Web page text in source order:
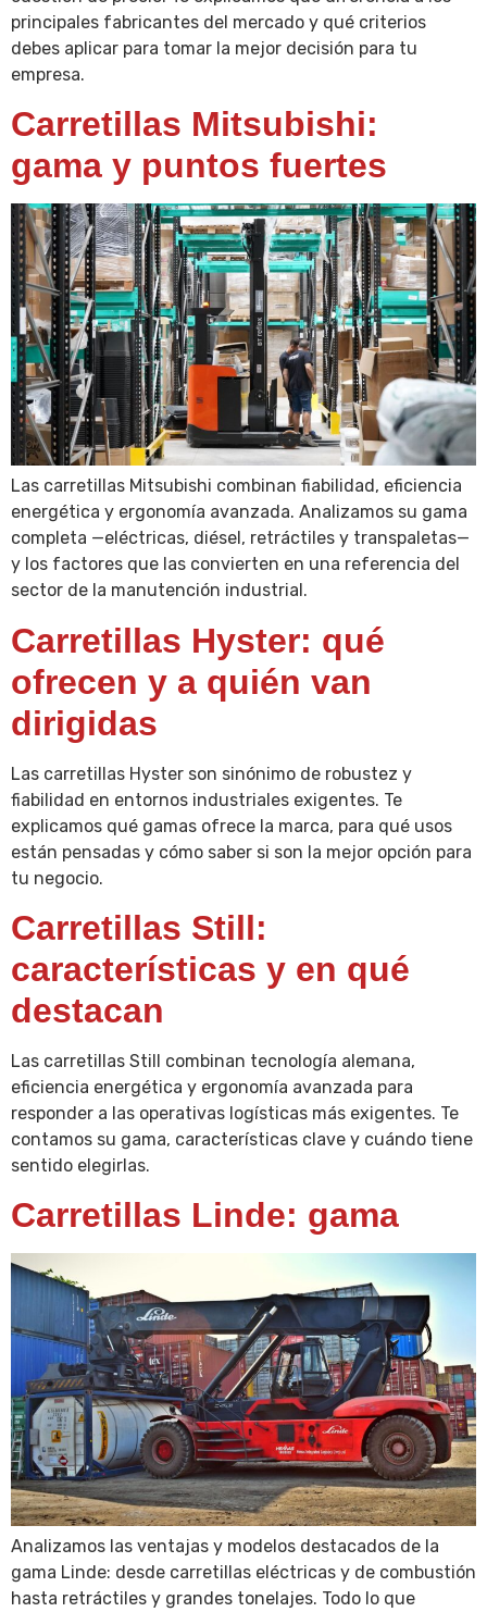
principales fabricantes del mercado y qué criterios
debes aplicar para tomar la mejor decisión para tu
empresa.
Carretillas Mitsubishi:
gama y puntos fuertes
Las carretillas Mitsubishi combinan fiabilidad, eficiencia
energética y ergonomía avanzada. Analizamos su gama
completa —eléctricas, diésel, retráctiles y transpaletas—
y los factores que las convierten en una referencia del
sector de la manutención industrial.
Carretillas Hyster: qué
ofrecen y a quién van
dirigidas
Las carretillas Hyster son sinónimo de robustez y
fiabilidad en entornos industriales exigentes. Te
explicamos qué gamas ofrece la marca, para qué usos
están pensadas y cómo saber si son la mejor opción para
tu negocio.
Carretillas Still:
características y en qué
destacan
Las carretillas Still combinan tecnología alemana,
eficiencia energética y ergonomía avanzada para
responder a las operativas logísticas más exigentes. Te
contamos su gama, características clave y cuándo tiene
sentido elegirlas.
Carretillas Linde: gama
Analizamos las ventajas y modelos destacados de la
gama Linde: desde carretillas eléctricas y de combustión
hasta retráctiles y grandes tonelajes. Todo lo que